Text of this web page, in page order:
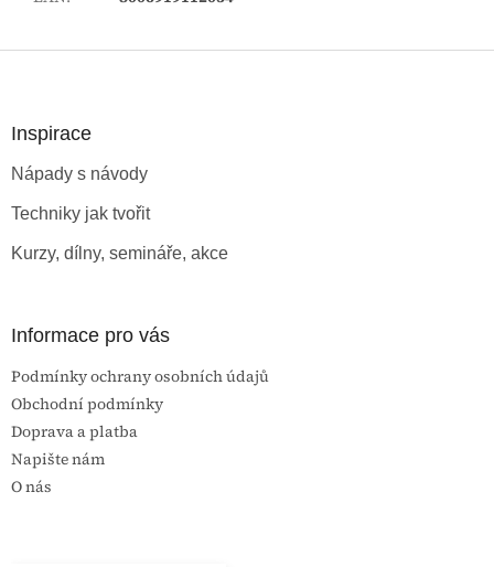
Inspirace
Nápady s návody
Techniky jak tvořit
Kurzy, dílny, semináře, akce
Informace pro vás
Podmínky ochrany osobních údajů
Obchodní podmínky
Doprava a platba
Napište nám
O nás